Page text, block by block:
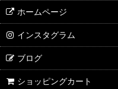
ホームページ
インスタグラム
ブログ
ショッピングカート